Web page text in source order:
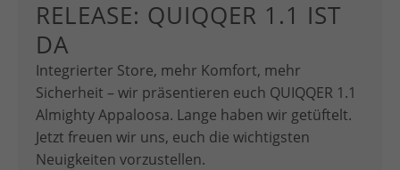
RELEASE: QUIQQER 1.1 IST
DA
Integrierter Store, mehr Komfort, mehr
Sicherheit – wir präsentieren euch QUIQQER 1.1
Almighty Appaloosa. Lange haben wir getüftelt.
Jetzt freuen wir uns, euch die wichtigsten
Neuigkeiten vorzustellen.